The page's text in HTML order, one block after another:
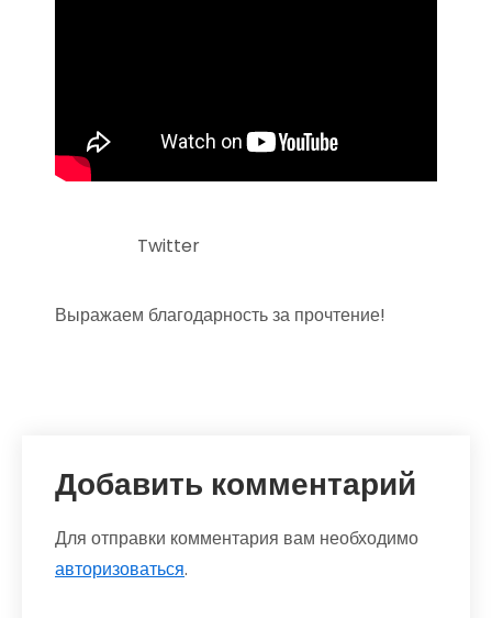
Twitter
Выражаем благодарность за прочтение!
Добавить комментарий
Для отправки комментария вам необходимо
авторизоваться.